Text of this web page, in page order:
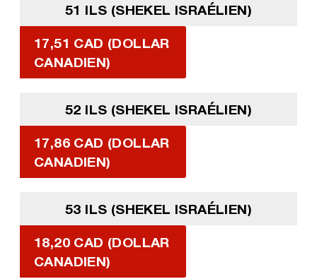
51 ILS (SHEKEL ISRAÉLIEN)
17,51 CAD (DOLLAR
CANADIEN)
52 ILS (SHEKEL ISRAÉLIEN)
17,86 CAD (DOLLAR
CANADIEN)
53 ILS (SHEKEL ISRAÉLIEN)
18,20 CAD (DOLLAR
CANADIEN)